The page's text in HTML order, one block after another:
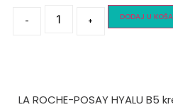
- + DODAJ U
LA ROCHE-POSAY HYALU B5